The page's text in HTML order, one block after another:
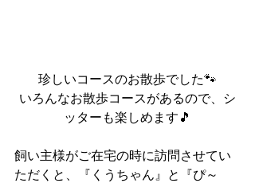
珍しいコースのお散歩でした🐾
いろんなお散歩コースがあるので、シ
ッターも楽しめます🎵
飼い主様がご在宅の時に訪問させてい
ただくと、『くうちゃん』と『ぴ～